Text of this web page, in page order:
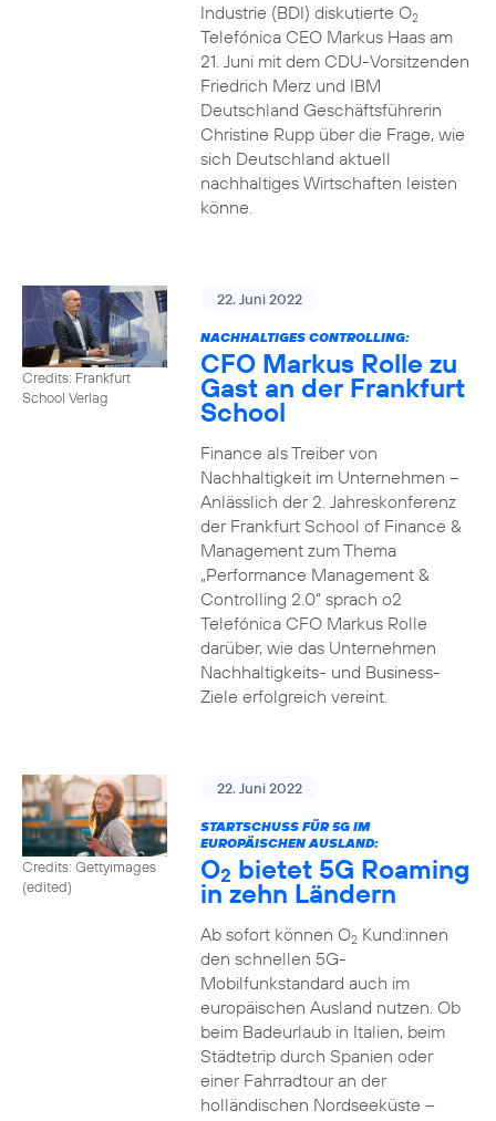
Industrie (BDI) diskutierte O2
Telefónica CEO Markus Haas am
21. Juni mit dem CDU-Vorsitzenden
Friedrich Merz und IBM
Deutschland Geschäftsführerin
Christine Rupp über die Frage, wie
sich Deutschland aktuell
nachhaltiges Wirtschaften leisten
könne.
Credits: Frankfurt
School Verlag
22. Juni 2022
NACHHALTIGES CONTROLLING:
CFO Markus Rolle zu
Gast an der Frankfurt
School
Finance als Treiber von
Nachhaltigkeit im Unternehmen –
Anlässlich der 2. Jahreskonferenz
der Frankfurt School of Finance &
Management zum Thema
„Performance Management &
Controlling 2.0“ sprach o2
Telefónica CFO Markus Rolle
darüber, wie das Unternehmen
Nachhaltigkeits- und Business-
Ziele erfolgreich vereint.
Credits: Gettyimages
(edited)
22. Juni 2022
STARTSCHUSS FÜR 5G IM
EUROPÄISCHEN AUSLAND:
O2 bietet 5G Roaming
in zehn Ländern
Ab sofort können O2Kund:innen
den schnellen 5G-
Mobilfunkstandard auch im
europäischen Ausland nutzen. Ob
beim Badeurlaub in Italien, beim
Städtetrip durch Spanien oder
einer Fahrradtour an der
holländischen Nordseeküste –